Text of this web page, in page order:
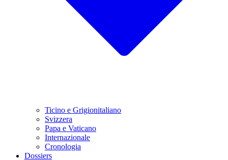
Ticino e Grigionitaliano
Svizzera
Papa e Vaticano
Internazionale
Cronologia
Dossiers